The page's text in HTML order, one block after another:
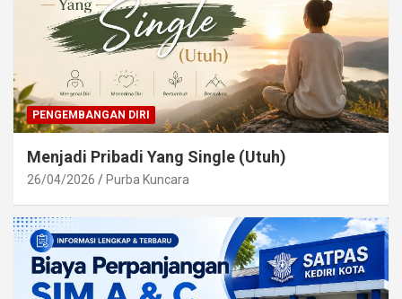
PENGEMBANGAN DIRI
Menjadi Pribadi Yang Single (Utuh)
26/04/2026 Purba Kuncara